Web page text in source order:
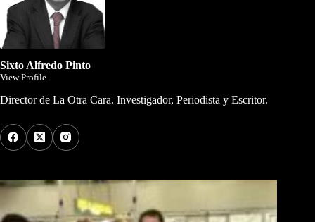
Sixto Alfredo Pinto
View Profile
Director de La Otra Cara. Investigador, Periodista y Escritor.